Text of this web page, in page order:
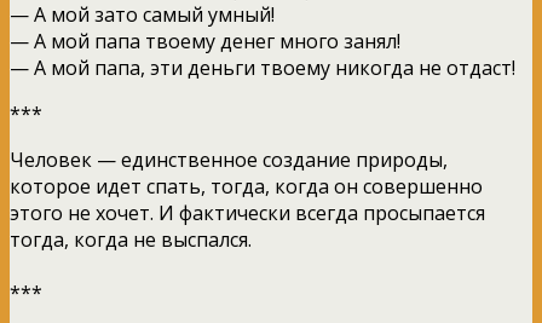
— А мой зато самый умный!
— А мой папа твоему денег много занял!
— А мой папа, эти деньги твоему никогда не отдаст!
***
Человек — единственное создание природы,
которое идет спать, тогда, когда он совершенно
этого не хочет. И фактически всегда просыпается
тогда, когда не выспался.
***